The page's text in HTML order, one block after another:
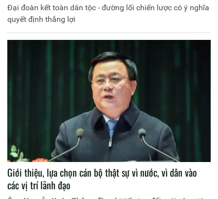
Đại đoàn kết toàn dân tộc - đường lối chiến lược có ý nghĩa
quyết định thắng lợi
Giới thiệu, lựa chọn cán bộ thật sự vì nước, vì dân vào
các vị trí lãnh đạo